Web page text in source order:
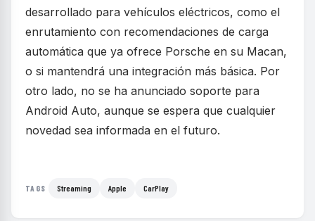
desarrollado para vehículos eléctricos, como el
enrutamiento con recomendaciones de carga
automática que ya ofrece Porsche en su Macan,
o si mantendrá una integración más básica. Por
otro lado, no se ha anunciado soporte para
Android Auto, aunque se espera que cualquier
novedad sea informada en el futuro.
TAGS Streaming Apple CarPlay